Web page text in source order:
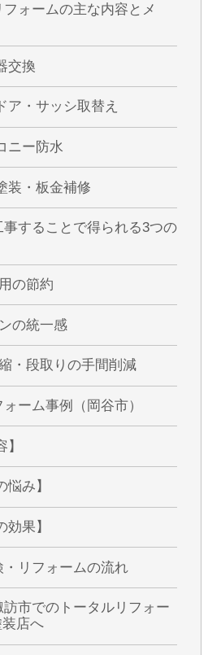
ォームの主な内容とメ
交換
ア・サッシ取替え
ニー防水
装・板金補修
事することで得られる3つの
の節約
の統一感
・段取りの手間削減
ーム事例（岡谷市）
】
悩み】
効果】
・リフォームの流れ
市でのトータルリフォー
店へ